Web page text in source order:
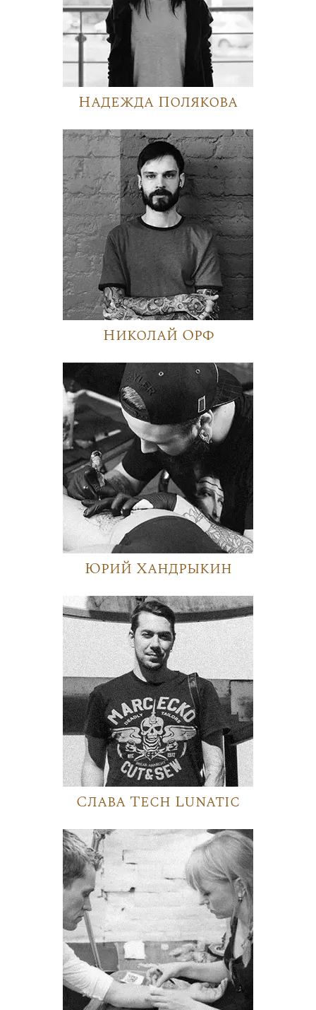
Надежда Полякова
Николай Орф
Юрий Хандрыкин
Слава Tech Lunatic